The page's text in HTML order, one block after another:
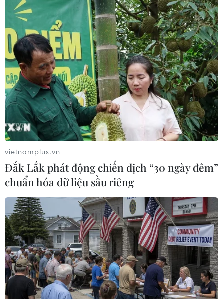
#Ấn Độ #Thế vận hội
#Olympic mùa Hè
#Olympic 2036
#giành quyền đăng cai
Ấn Độ
Australia
Hàn Quốc Indonesia
Mỹ
Nhật Bản
Theo dõi VietnamPlus
TIN LIÊN QUAN
vietnamplus.vn
Đắk Lắk phát động chiến dịch “30 ngày đêm”
chuẩn hóa dữ liệu sầu riêng